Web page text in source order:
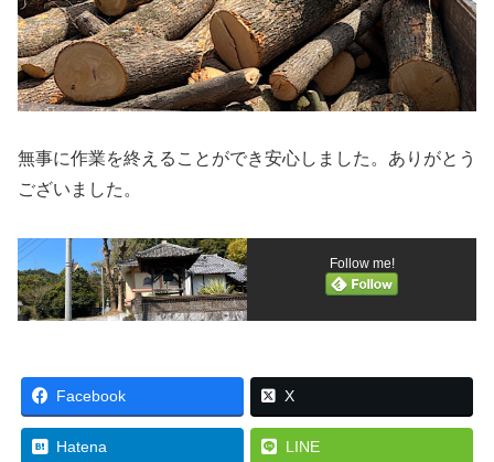
無事に作業を終えることができ安心しました。ありがとう
ございました。
Follow me!
Facebook X
Hatena LINE